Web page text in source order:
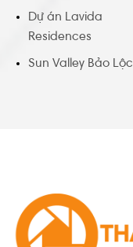
Dự án Lavida
Residences
Sun Valley Bảo Lộc